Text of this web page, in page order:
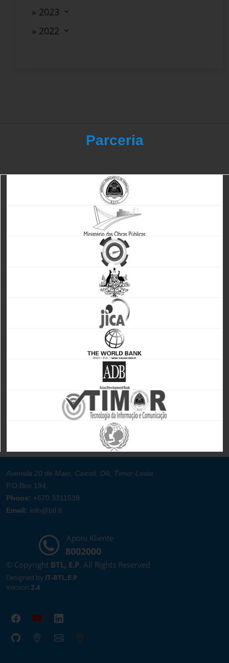
» 2023
» 2022
Parceria
Avenida 20 de Maio, Caicoli, Dili, Timor-Leste
P.O.Box 194.
Phone: +670 3311539
Email: info@btl.tl
Apoiu Kliente
8002000
© Copyright BTL, E.P. All Rights Reserved
Designed by IT-BTL,E.P
Version 2.4